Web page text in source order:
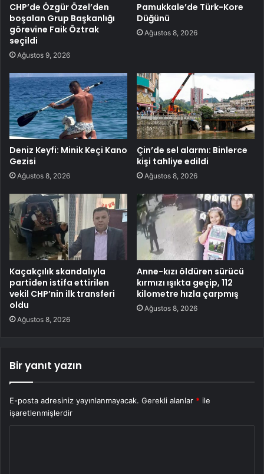
CHP’de Özgür Özel’den
boşalan Grup Başkanlığı
görevine Faik Öztrak
seçildi
Ağustos 9, 2026
Pamukkale’de Türk-Kore
Düğünü
Ağustos 8, 2026
Deniz Keyfi: Minik Keçi Kano
Gezisi
Ağustos 8, 2026
Çin’de sel alarmı: Binlerce
kişi tahliye edildi
Ağustos 8, 2026
Kaçakçılık skandalıyla
partiden istifa ettirilen
vekil CHP’nin ilk transferi
oldu
Ağustos 8, 2026
Anne-kızı öldüren sürücü
kırmızı ışıkta geçip, 112
kilometre hızla çarpmış
Ağustos 8, 2026
Bir yanıt yazın
E-posta adresiniz yayınlanmayacak. Gerekli alanlar * ile
işaretlenmişlerdir